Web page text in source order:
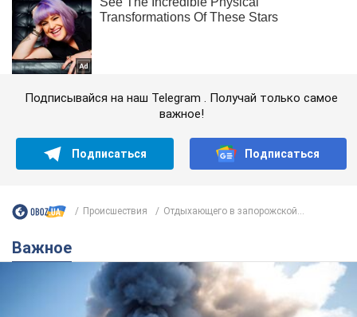
Подписывайся на наш Telegram . Получай только самое
важное!
Подписаться Подписаться
Происшествия Отдыхающего в запорожской...
Важное